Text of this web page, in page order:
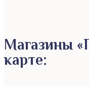
Магазины
карте: